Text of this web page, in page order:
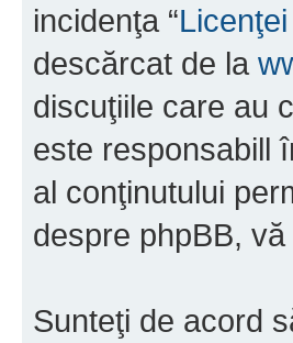
incidenţa “
descărcat de la
discuţiile care au
este responsabill
al conţinutului
despre phpBB,
Sunteţi de acord